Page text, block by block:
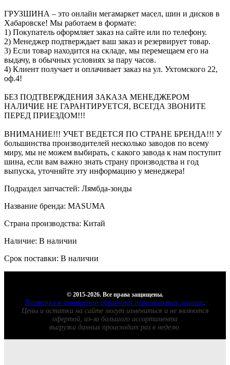
ГРУЗШИНА – это онлайн мегамаркет масел, шин и дисков в
Хабаровске! Мы работаем в формате:
1) Покупатель оформляет заказ на сайте или по телефону.
2) Менеджер подтверждает ваш заказ и резервирует товар.
3) Если товар находится на складе, мы перемещаем его на
выдачу, в обычных условиях за пару часов.
4) Клиент получает и оплачивает заказ на ул. Ухтомского 22,
оф.4!
БЕЗ ПОДТВЕРЖДЕНИЯ ЗАКАЗА МЕНЕДЖЕРОМ
НАЛИЧИЕ НЕ ГАРАНТИРУЕТСЯ, ВСЕГДА ЗВОНИТЕ
ПЕРЕД ПРИЕЗДОМ!!!
ВНИМАНИЕ!!! УЧЕТ ВЕДЕТСЯ ПО СТРАНЕ БРЕНДА!!! У
большинства производителей несколько заводов по всему
миру, мы не можем выбирать, с какого завода к нам поступит
шина, если вам важно знать страну производства и год
выпуска, уточняйте эту информацию у менеджера!
Подраздел запчастей: Лямбда-зонды
Название бренда: MASUMA
Страна производства: Китай
Наличие: В наличии
Срок поставки: В наличии
© 2015-2026. Все права защищены.
Политика в отношении обработки персональных данных.
Цены и остатки на сайте могут измениться и не являются
офертой, из-за большого ассортимента
выгрузка данных происходит раз в неделю.